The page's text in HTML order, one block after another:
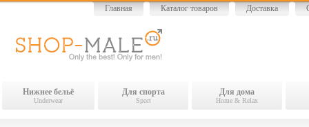
Главная Каталог товаров Доставка
Нижнее бельё
Underwear
Для спорта
Sport
Для дома
Home & Relax